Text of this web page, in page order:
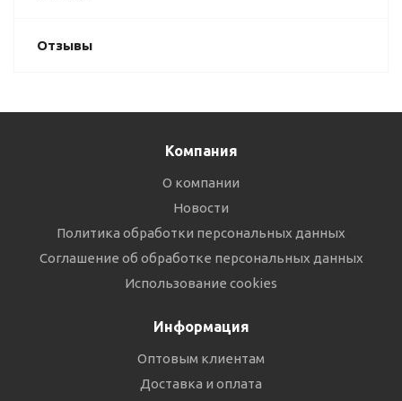
Отзывы
Компания
О компании
Новости
Политика обработки персональных данных
Соглашение об обработке персональных данных
Использование cookies
Информация
Оптовым клиентам
Доставка и оплата